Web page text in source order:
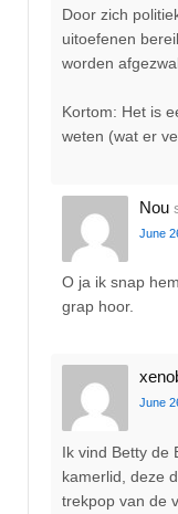
Door zich
uitoefenen
worden
Kortom: Het is
weten (wat er
Nou
June
O ja ik snap
grap hoor.
June
Ik vind Betty de
kamerlid, deze
trekpop van de